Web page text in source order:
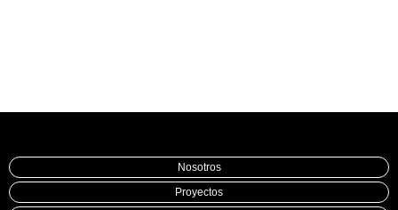
Nosotros
Proyectos